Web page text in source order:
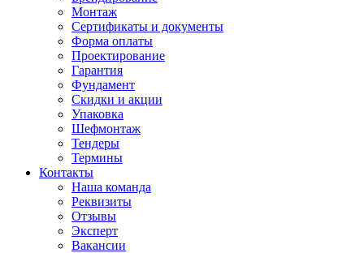
Монтаж
Сертификаты и документы
Форма оплаты
Проектирование
Гарантия
Фундамент
Скидки и акции
Упаковка
Шефмонтаж
Тендеры
Термины
Контакты
Наша команда
Реквизиты
Отзывы
Эксперт
Вакансии